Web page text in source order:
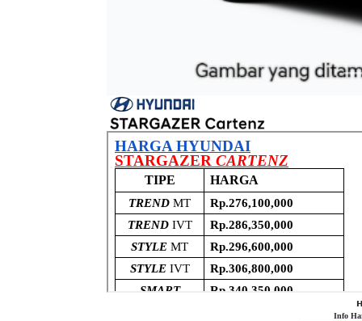
Info